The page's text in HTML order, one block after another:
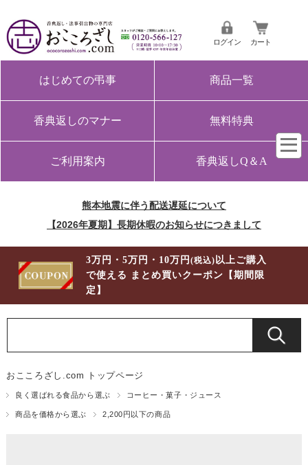
ログイン カート
はじめての弔事 商品一覧
香典返しのマナー 無料特典
ご利用案内 香典返しQ＆A
熊本地震に伴う配送遅延について
【2026年夏期】長期休暇のお知らせにつきまして
3万円・5万円・10万円(税込) 以上ご購入
で使える まとめ買いクーポン【期間限
定】
おこころざし.com トップページ
良く選ばれる食品から選ぶ コーヒー・菓子・ジュース
商品を価格から選ぶ 2,200円以下の商品